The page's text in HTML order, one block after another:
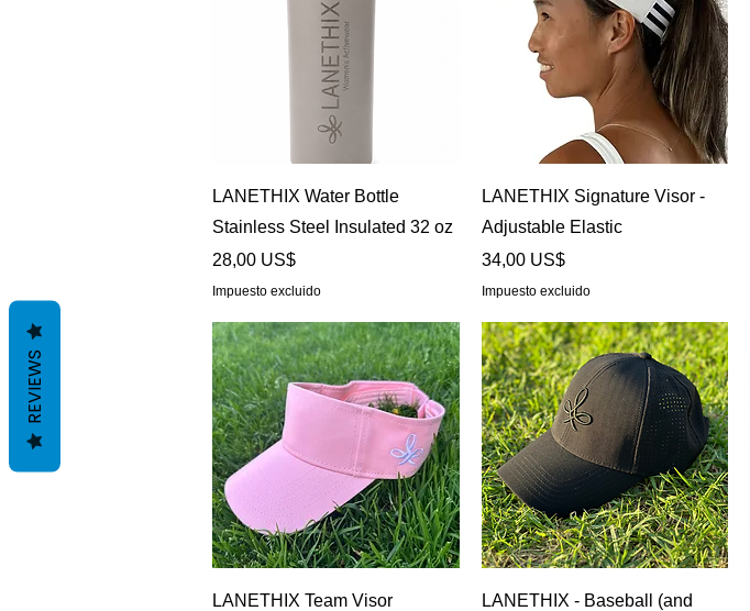
Vista rápida
LANETHIX Water Bottle
Stainless Steel Insulated 32 oz
Precio
28,00 US$
Impuesto excluido
Vista rápida
LANETHIX Signature Visor -
Adjustable Elastic
Precio
34,00 US$
Impuesto excluido
Vista rápida
LANETHIX Team Visor
Vista rápida
LANETHIX - Baseball (and
REVIEWS